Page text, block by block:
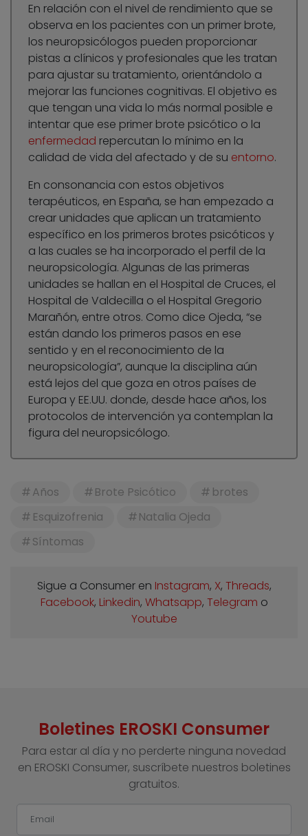
En relación con el nivel de rendimiento que se
observa en los pacientes con un primer brote,
los neuropsicólogos pueden proporcionar
pistas a clínicos y profesionales que les tratan
para ajustar su tratamiento, orientándolo a
mejorar las funciones cognitivas. El objetivo es
que tengan una vida lo más normal posible e
intentar que ese primer brote psicótico o la
enfermedad repercutan lo mínimo en la
calidad de vida del afectado y de su entorno.
En consonancia con estos objetivos
terapéuticos, en España, se han empezado a
crear unidades que aplican un tratamiento
específico en los primeros brotes psicóticos y
a las cuales se ha incorporado el perfil de la
neuropsicología. Algunas de las primeras
unidades se hallan en el Hospital de Cruces, el
Hospital de Valdecilla o el Hospital Gregorio
Marañón, entre otros. Como dice Ojeda, “se
están dando los primeros pasos en ese
sentido y en el reconocimiento de la
neuropsicología”, aunque la disciplina aún
está lejos del que goza en otros países de
Europa y EE.UU. donde, desde hace años, los
protocolos de intervención ya contemplan la
figura del neuropsicólogo.
Años Brote Psicótico
brotes
Esquizofrenia
Natalia Ojeda
Síntomas
Sigue a Consumer en Instagram, X, Threads,
Facebook, Linkedin, Whatsapp, Telegram o
Youtube
Boletines EROSKI Consumer
Para estar al día y no perderte ninguna novedad
en EROSKI Consumer, suscríbete nuestros boletines
gratuitos.